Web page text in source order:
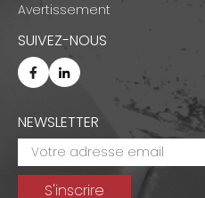
Avertissement
SUIVEZ-NOUS
NEWSLETTER